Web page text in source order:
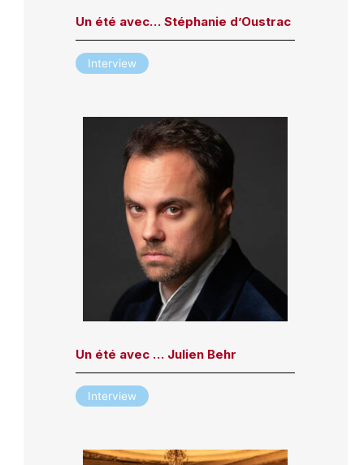
Un été avec… Stéphanie d’Oustrac
Interview
Un été avec … Julien Behr
Interview